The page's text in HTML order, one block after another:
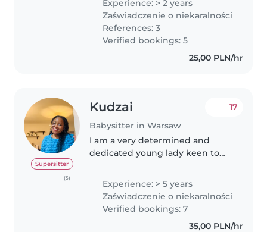
young brother and cousins.And
in Olsztyn I have babysitted..
Experience: > 2 years
Zaświadczenie o niekaralności
References: 3
Verified bookings: 5
25,00 PLN/hr
Supersitter
(5)
Kudzai
Babysitter in Warsaw
17
I am a very determined and
dedicated young lady keen to
emotional, behavioural and
practical skills from them. As a
recently..
Experience: > 5 years
Zaświadczenie o niekaralności
Verified bookings: 7
35,00 PLN/hr